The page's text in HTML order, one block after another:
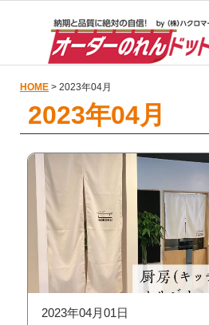
HOME > 2023年04月
2023年04月
2023年04月01日